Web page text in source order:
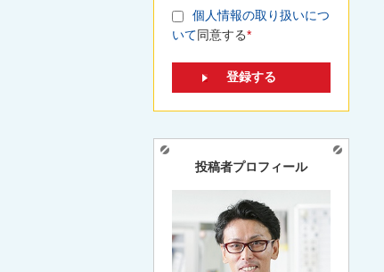
個人情報の取り扱いにつ
いて同意する*
投稿者プロフィール